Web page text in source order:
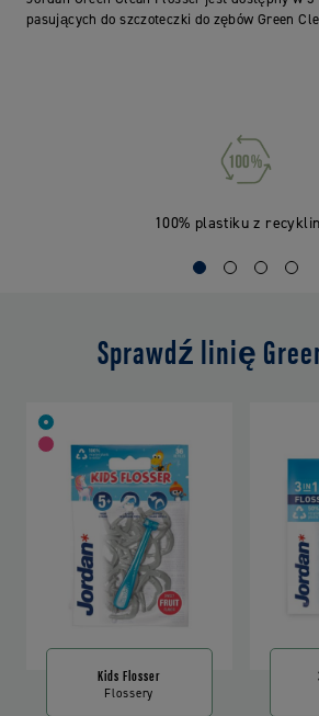
pasujących do szczoteczki do zębów Green
100% plastiku z
Sprawdź linię
Kids Flosser
Flossery